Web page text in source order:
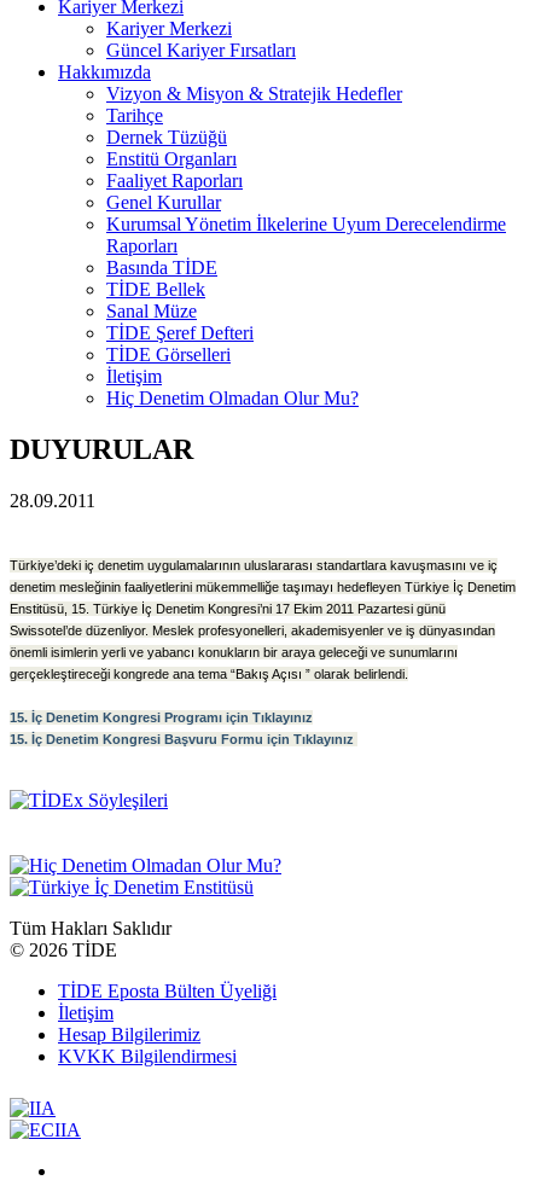
Kariyer Merkezi
Kariyer Merkezi
Güncel Kariyer Fırsatları
Hakkımızda
Vizyon & Misyon & Stratejik Hedefler
Tarihçe
Dernek Tüzüğü
Enstitü Organları
Faaliyet Raporları
Genel Kurullar
Kurumsal Yönetim İlkelerine Uyum Derecelendirme
Raporları
Basında TİDE
TİDE Bellek
Sanal Müze
TİDE Şeref Defteri
TİDE Görselleri
İletişim
Hiç Denetim Olmadan Olur Mu?
DUYURULAR
28.09.2011
Türkiye’deki iç denetim uygulamalarının uluslararası standartlara kavuşmasını ve iç
denetim mesleğinin faaliyetlerini mükemmelliğe taşımayı hedefleyen Türkiye İç Denetim
Enstitüsü, 15. Türkiye İç Denetim Kongresi’ni 17 Ekim 2011 Pazartesi günü
Swissotel’de düzenliyor. Meslek profesyonelleri, akademisyenler ve iş dünyasından
önemli isimlerin yerli ve yabancı konukların bir araya geleceği ve sunumlarını
gerçekleştireceği kongrede ana tema “Bakış Açısı ” olarak belirlendi.
15. İç Denetim Kongresi Programı için Tıklayınız
15. İç Denetim Kongresi Başvuru Formu için Tıklayınız
Tüm Hakları Saklıdır
© 2026 TİDE
TİDE Eposta Bülten Üyeliği
İletişim
Hesap Bilgilerimiz
KVKK Bilgilendirmesi